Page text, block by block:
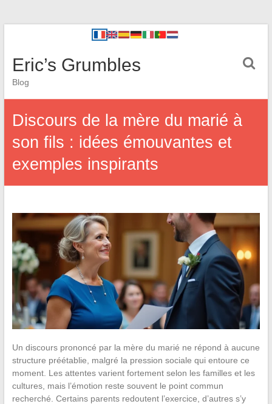
Eric’s Grumbles
Blog
Discours de la mère du marié à
son fils : idées émouvantes et
exemples inspirants
Un discours prononcé par la mère du marié ne répond à aucune
structure préétablie, malgré la pression sociale qui entoure ce
moment. Les attentes varient fortement selon les familles et les
cultures, mais l’émotion reste souvent le point commun
recherché. Certains parents redoutent l’exercice, d’autres s’y